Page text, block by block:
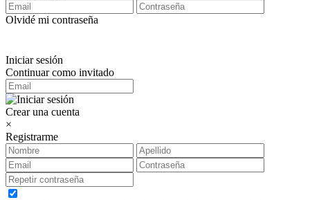
Olvidé mi contraseña
Iniciar sesión
Continuar como invitado
Crear una cuenta
×
Registrarme